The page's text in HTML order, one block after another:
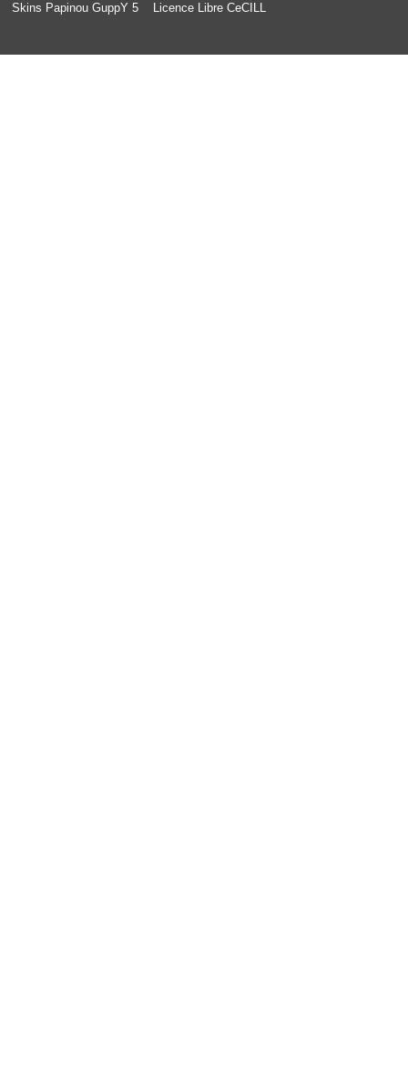
Skins Papinou GuppY 5
Licence Libre CeCILL